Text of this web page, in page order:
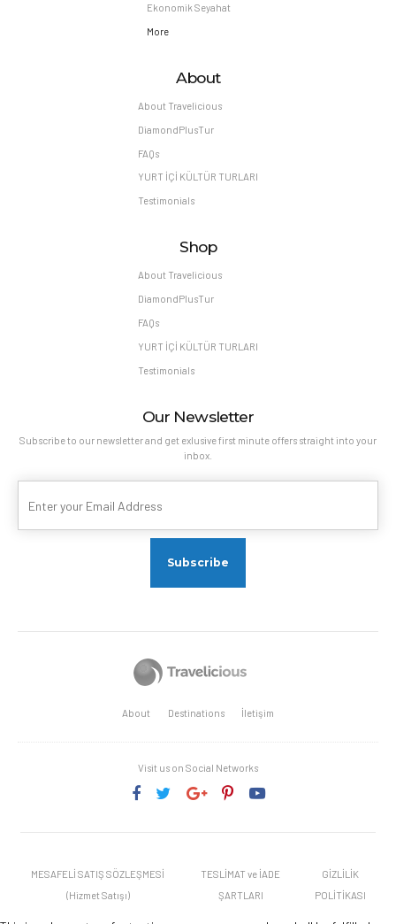
Ekonomik Seyahat
More
About
About Travelicious
DiamondPlusTur
FAQs
YURT İÇİ KÜLTÜR TURLARI
Testimonials
Shop
About Travelicious
DiamondPlusTur
FAQs
YURT İÇİ KÜLTÜR TURLARI
Testimonials
Our Newsletter
Subscribe to our newsletter and get exlusive first minute offers straight into your
inbox.
About Destinations İletişim
Visit us on Social Networks
MESAFELİ SATIŞ SÖZLEŞMESİ
(Hizmet Satışı)
TESLİMAT ve İADE
ŞARTLARI
GİZLİLİK
POLİTİKASI